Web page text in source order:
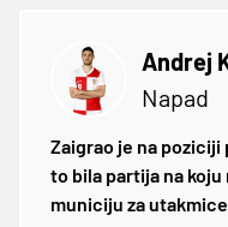
Andrej
Napad
Zaigrao je na
to bila partija na koju
municiju za